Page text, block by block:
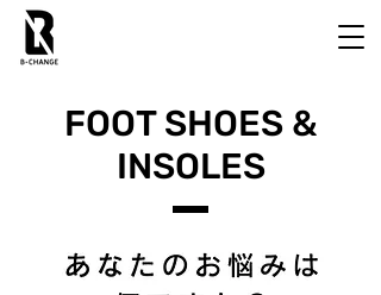
FOOT SHOES &
INSOLES